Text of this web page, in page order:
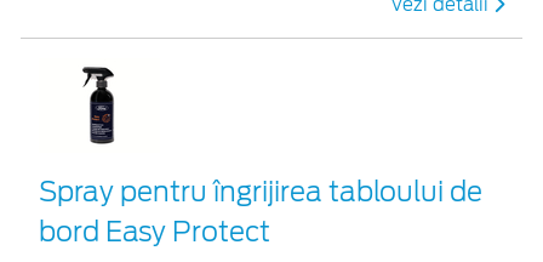
Vezi detalii
Spray pentru îngrijirea tabloului de
bord Easy Protect